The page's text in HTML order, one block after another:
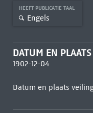
HEEFT PUBLICATIE TAAL
Engels
DATUM EN
1902-12-04
Datum en plaats